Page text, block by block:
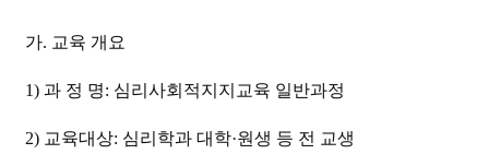
가. 교육 개요
1) 과 정 명: 심리사회적지지교육 일반과정
2) 교육대상: 심리학과 대학·원생 등 전 교생